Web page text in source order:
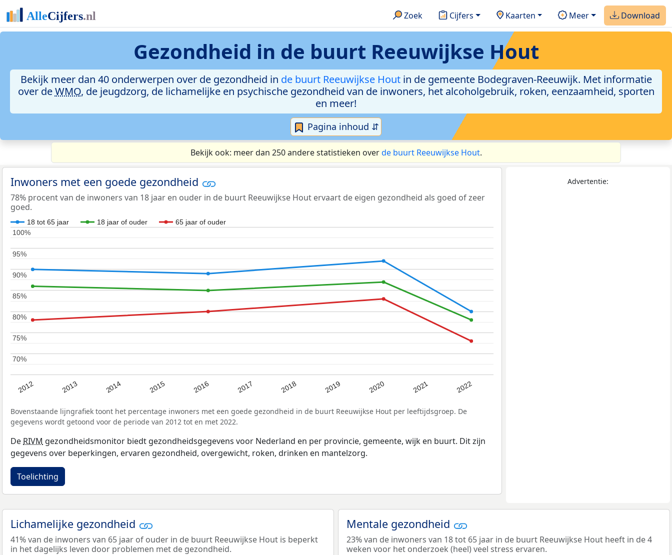
Zoek Cijfers Kaarten Meer Download
Gezondheid in de buurt Reeuwijkse Hout
Bekijk meer dan 40 onderwerpen over de gezondheid in de buurt Reeuwijkse Houtin de gemeente Bodegraven-Reeuwijk. Met informatie
over deWMO, de jeugdzorg, de lichamelijke en psychische gezondheid van de inwoners, het alcoholgebruik, roken, eenzaamheid, sporten
en meer!
Pagina inhoud ⇵
Bekijk ook: meer dan 250 andere statistieken overde buurt Reeuwijkse Hout.
Inwoners met een goede gezondheid
78% procent van de inwoners van 18 jaar en ouder in de buurt Reeuwijkse Hout ervaart de eigen gezondheid als goed of zeer
goed.
18 tot 65 jaar 18 jaar of ouder 65 jaar of ouder
2012 2013 2014 2015 2016 2017 2018 2019 2020 2021 2022
70%
70%
75%
75%
80%
80%
85%
85%
90%
90%
95%
95%
100%
100%
Bovenstaande lijngrafiek toont het percentage inwoners met een goede gezondheid in de buurt Reeuwijkse Hout per leeftijdsgroep. De
gegevens wordt getoond voor de periode van 2012 tot en met 2022.
De RIVM gezondheidsmonitor biedt gezondheidsgegevens voor Nederland en per provincie, gemeente, wijk en buurt. Dit zijn
gegevens over beperkingen, ervaren gezondheid, overgewicht, roken, drinken en mantelzorg.
Toelichting
Advertentie:
Lichamelijke gezondheid
41% van de inwoners van 65 jaar of ouder in de buurt Reeuwijkse Hout is beperkt
in het dagelijks leven door problemen met de gezondheid.
Mentale gezondheid
23% van de inwoners van 18 tot 65 jaar in de buurt Reeuwijkse Hout heeft in de 4
weken voor het onderzoek (heel) veel stress ervaren.